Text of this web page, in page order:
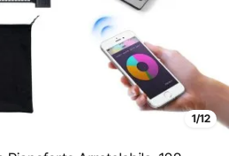
1/12